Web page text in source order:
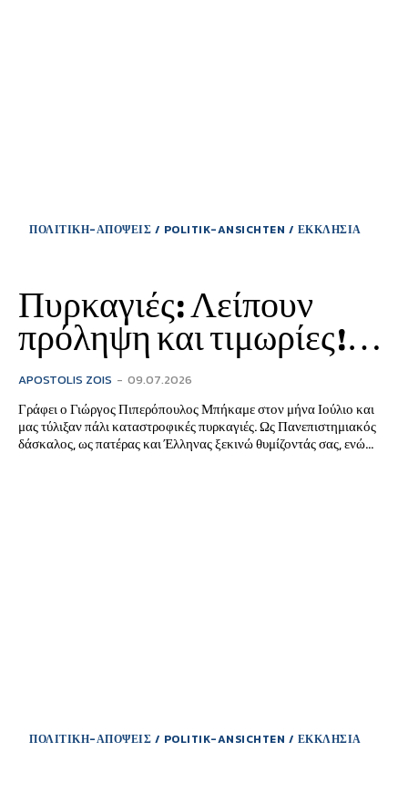
ΠΟΛΙΤΙΚΗ-ΑΠΟΨΕΙΣ / POLITIK-ANSICHTEN / ΕΚΚΛΗΣΙΑ
Πυρκαγιές: Λείπουν
πρόληψη και τιμωρίες!…
APOSTOLIS ZOIS - 09.07.2026
Γράφει ο Γιώργος Πιπερόπουλος Μπήκαμε στον μήνα Ιούλιο και
μας τύλιξαν πάλι καταστροφικές πυρκαγιές. Ως Πανεπιστημιακός
δάσκαλος, ως πατέρας και Έλληνας ξεκινώ θυμίζοντάς σας, ενώ...
ΠΟΛΙΤΙΚΗ-ΑΠΟΨΕΙΣ / POLITIK-ANSICHTEN / ΕΚΚΛΗΣΙΑ